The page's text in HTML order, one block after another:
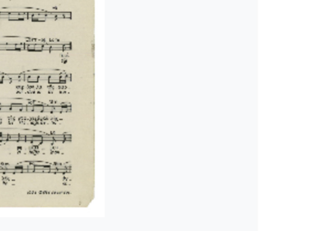
'Εργο για πιάνο [1944-01-04]
τετράφωνη μιχτή χορωδία [1944-05-28]
31]
06-08-1945-06-11]
12-01]
το Δεκέμβρη] [1945-12-09-1945-12-30]
[1945]
εγχόρδων [1946]
24-1946-02-28]
θέματος [1946-03-25]